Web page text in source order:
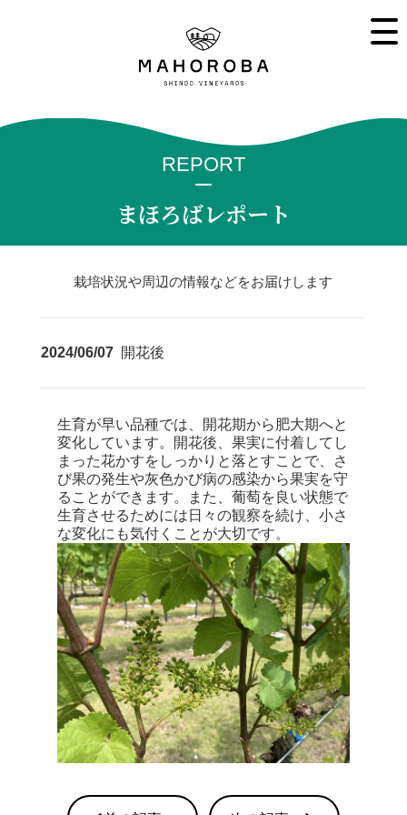
REPORT
まほろばレポート
栽培状況や周辺の情報などをお届けします
2024/06/07開花後
生育が早い品種では、開花期から肥大期へと
変化しています。開花後、果実に付着してし
まった花かすをしっかりと落とすことで、さ
び果の発生や灰色かび病の感染から果実を守
ることができます。また、葡萄を良い状態で
生育させるためには日々の観察を続け、小さ
な変化にも気付くことが大切です。